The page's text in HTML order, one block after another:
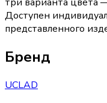
три варианта цвета
Доступен
представленного
Бренд
UCLAD